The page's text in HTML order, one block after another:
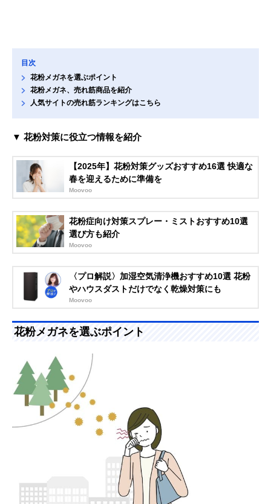
目次
花粉メガネを選ぶポイント
花粉メガネ、売れ筋商品を紹介
人気サイトの売れ筋ランキングはこちら
▼ 花粉対策に役立つ情報を紹介
【2025年】花粉対策グッズおすすめ16選 快適な
春を迎えるために準備を
Moovoo
花粉症向け対策スプレー・ミストおすすめ10選
選び方も紹介
Moovoo
〈プロ解説〉加湿空気清浄機おすすめ10選 花粉
やハウスダストだけでなく乾燥対策にも
Moovoo
花粉メガネを選ぶポイント